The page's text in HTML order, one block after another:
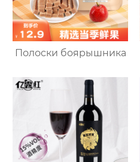
Полоски боярышника